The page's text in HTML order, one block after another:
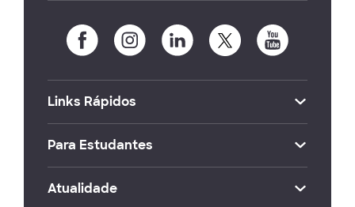
Links Rápidos
Para Estudantes
Atualidade